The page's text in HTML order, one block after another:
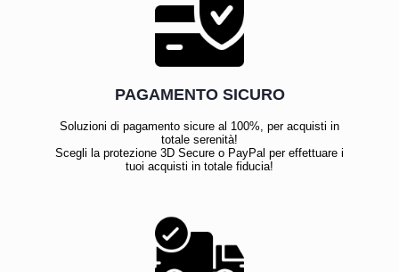
PAGAMENTO SICURO
Soluzioni di pagamento sicure al 100%, per acquisti in
totale serenità!
Scegli la protezione 3D Secure o PayPal per effettuare i
tuoi acquisti in totale fiducia!